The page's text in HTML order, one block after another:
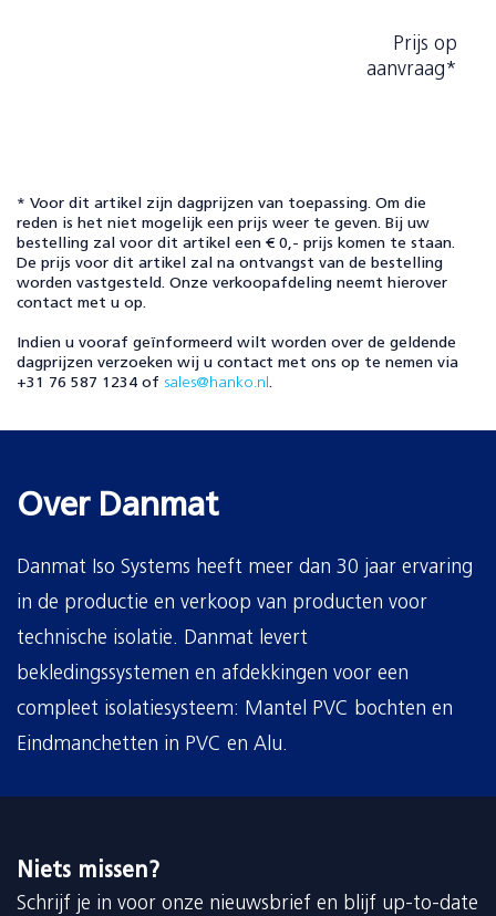
Prijs op
aanvraag*
* Voor dit artikel zijn dagprijzen van toepassing. Om die
reden is het niet mogelijk een prijs weer te geven. Bij uw
bestelling zal voor dit artikel een € 0,- prijs komen te staan.
De prijs voor dit artikel zal na ontvangst van de bestelling
worden vastgesteld. Onze verkoopafdeling neemt hierover
contact met u op.
Indien u vooraf geïnformeerd wilt worden over de geldende
dagprijzen verzoeken wij u contact met ons op te nemen via
+31 76 587 1234 of sales@hanko.nl.
Over Danmat
Danmat Iso Systems heeft meer dan 30 jaar ervaring
in de productie en verkoop van producten voor
technische isolatie. Danmat levert
bekledingssystemen en afdekkingen voor een
compleet isolatiesysteem: Mantel PVC bochten en
Eindmanchetten in PVC en Alu.
Niets missen?
Schrijf je in voor onze nieuwsbrief en blijf up-to-date